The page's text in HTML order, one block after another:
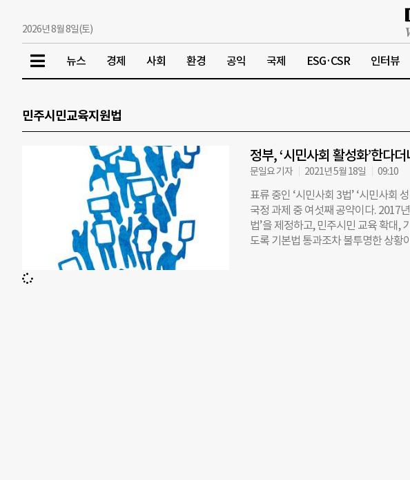
2026년 8월 8일(토)
뉴스 경제 사회 환경 공익 국제 ESG·CSR 인터뷰
민주시민교육지원법
정부, ‘시민사회 활성화’한다
문일요 기자 2021년 5월 18일 09:10
표류 중인 ‘시민사회 3법’ ‘시민사회
국정 과제 중 여섯째 공약이다. 2017
법’을 제정하고, 민주시민 교육 확대,
도록 기본법 통과조차 불투명한 상황